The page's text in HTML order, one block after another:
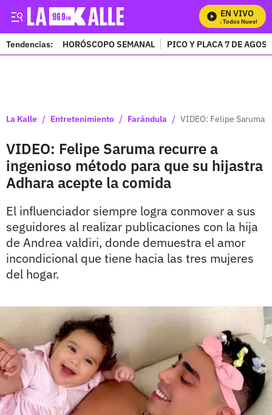
EN VIVO
Mira Todos Nuestros
Tendencias: HORÓSCOPO SEMANAL PICO Y PLACA 7 DE
La Kalle / Entretenimiento / Farándula / VIDEO: Felipe Saruma
VIDEO: Felipe Saruma recurre a
ingenioso método para que su hijastra
Adhara acepte la comida
El influenciador siempre logra conmover a sus
seguidores al realizar publicaciones con la hija
de Andrea valdiri, donde demuestra el amor
incondicional que tiene hacia las tres mujeres
del hogar.